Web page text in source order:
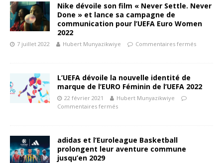
Nike dévoile son film « Never Settle. Never
Done » et lance sa campagne de
communication pour l’UEFA Euro Women
2022
7 juillet 2022 Hubert Munyazikwiye Commentaires fermés
L’UEFA dévoile la nouvelle identité de
marque de l’EURO Féminin de l’UEFA 2022
22 février 2021
Hubert Munyazikwiye
Commentaires fermés
adidas et l’Euroleague Basketball
prolongent leur aventure commune
jusqu’en 2029